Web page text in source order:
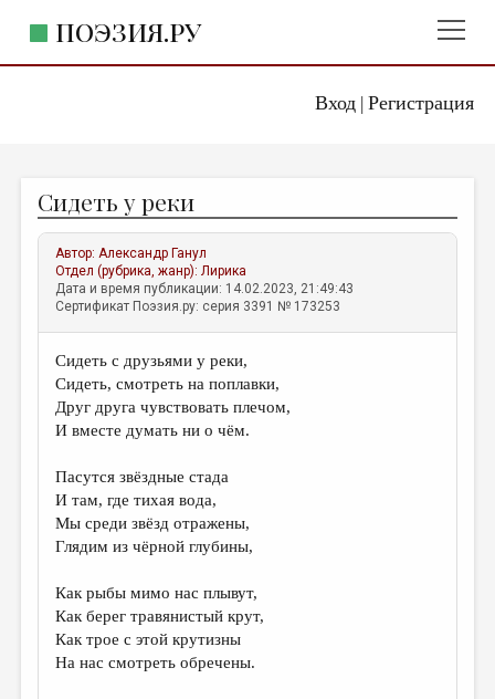
Вход| Регистрация
ПОЭЗИЯ.РУ
ЖАНРЫ
АВТОРЫ
КОММЕНТАРИИ
ЛИТСАЛОН
НОВОСТИ
ПРАВИЛА САЙТА
ИЗБРАННОЕ
ДАЙДЖЕСТ
ПЕРЕВОДЫ
КОНКУРСЫ
Сидеть у реки
Автор:Александр Ганул
Отдел (рубрика, жанр):Лирика
Дата и время публикации: 14.02.2023, 21:49:43
Сертификат Поэзия.ру: серия 3391 № 173253
Сидеть с друзьями у реки,
Сидеть, смотреть на поплавки,
Друг друга чувствовать плечом,
И вместе думать ни о чём.
Пасутся звёздные стада
И там, где тихая вода,
Мы среди звёзд отражены,
Глядим из чёрной глубины,
Как рыбы мимо нас плывут,
Как берег травянистый крут,
Как трое с этой крутизны
На нас смотреть обречены.